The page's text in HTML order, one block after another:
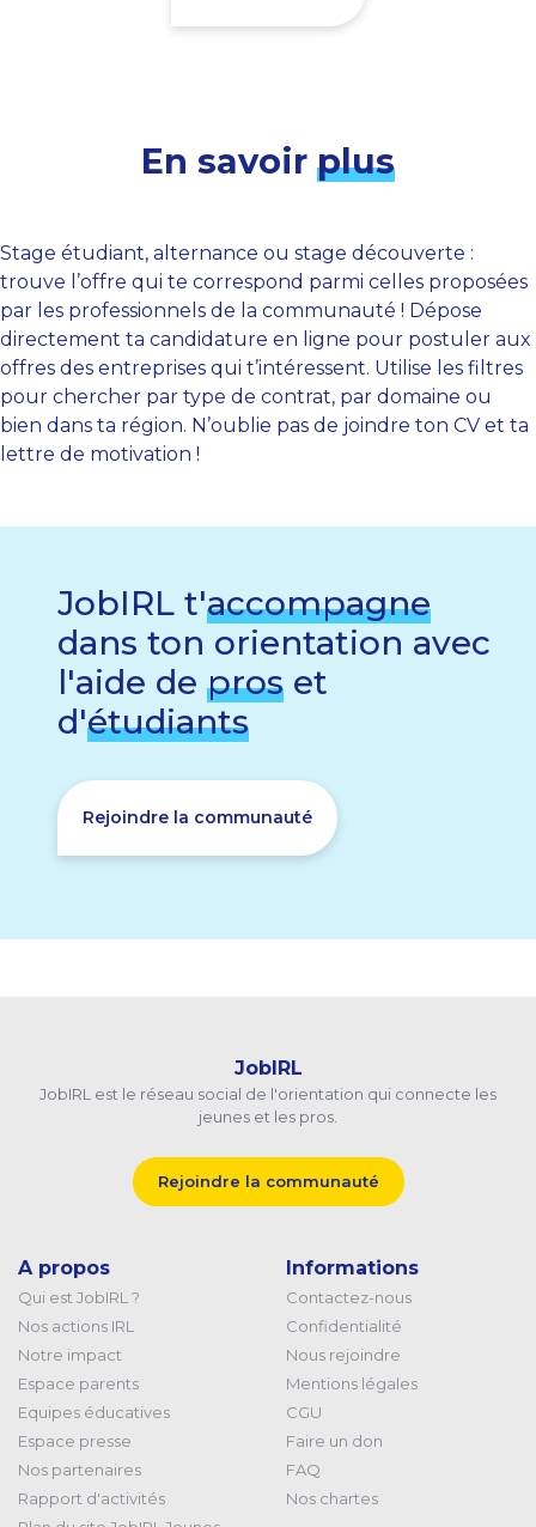
En savoir plus
Stage étudiant, alternance ou stage découverte :
trouve l’offre qui te correspond parmi celles proposées
par les professionnels de la communauté ! Dépose
directement ta candidature en ligne pour postuler aux
offres des entreprises qui t’intéressent. Utilise les filtres
pour chercher par type de contrat, par domaine ou
bien dans ta région. N’oublie pas de joindre ton CV et ta
lettre de motivation !
JobIRL t'accompagne
dans ton orientation avec
l'aide de pros et
d'étudiants
Rejoindre la communauté
JobIRL
JobIRL est le réseau social de l'orientation qui connecte les
jeunes et les pros.
Rejoindre la communauté
A propos
Qui est JobIRL ?
Nos actions IRL
Notre impact
Espace parents
Equipes éducatives
Espace presse
Nos partenaires
Rapport d'activités
Informations
Contactez-nous
Confidentialité
Nous rejoindre
Mentions légales
CGU
Faire un don
FAQ
Nos chartes